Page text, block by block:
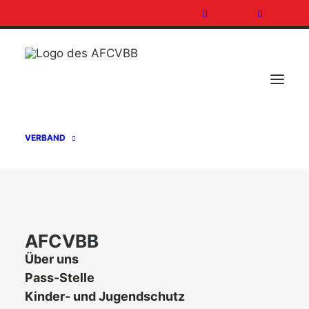
VERBAND
AFCVBB
Über uns
Pass-Stelle
Kinder- und Jugendschutz